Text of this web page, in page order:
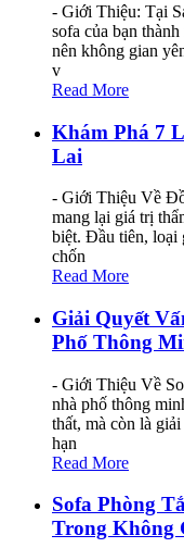
- Giới Thiệu: Tại
sofa của bạn
nên không gian
v
Read More
Khám Phá 7
Lai
- Giới Thiệu Về
mang lại giá trị
biệt. Đầu tiên, loại
chốn
Read More
Giải Quyết
Phố Thông
- Giới Thiệu Về
nhà phố thông
thất, mà còn là
hạn
Read More
Sofa Phòng
Trong Không